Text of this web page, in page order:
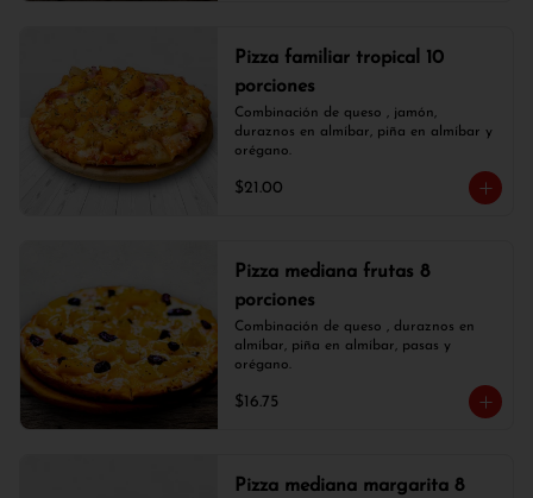
Pizza familiar tropical 10
porciones
Combinación de queso , jamón,
duraznos en almíbar, piña en almíbar y
orégano.
$21.00
Pizza mediana frutas 8
porciones
Combinación de queso , duraznos en
almíbar, piña en almíbar, pasas y
orégano.
$16.75
Pizza mediana margarita 8